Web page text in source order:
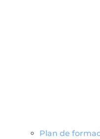
Plan de